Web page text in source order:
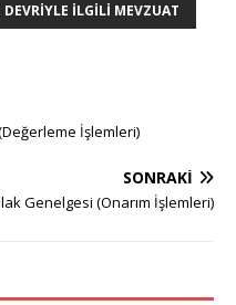
İLGILI MEVZUAT
İşlemleri)
SONRAKI
Genelgesi (Onarım İşlemleri)